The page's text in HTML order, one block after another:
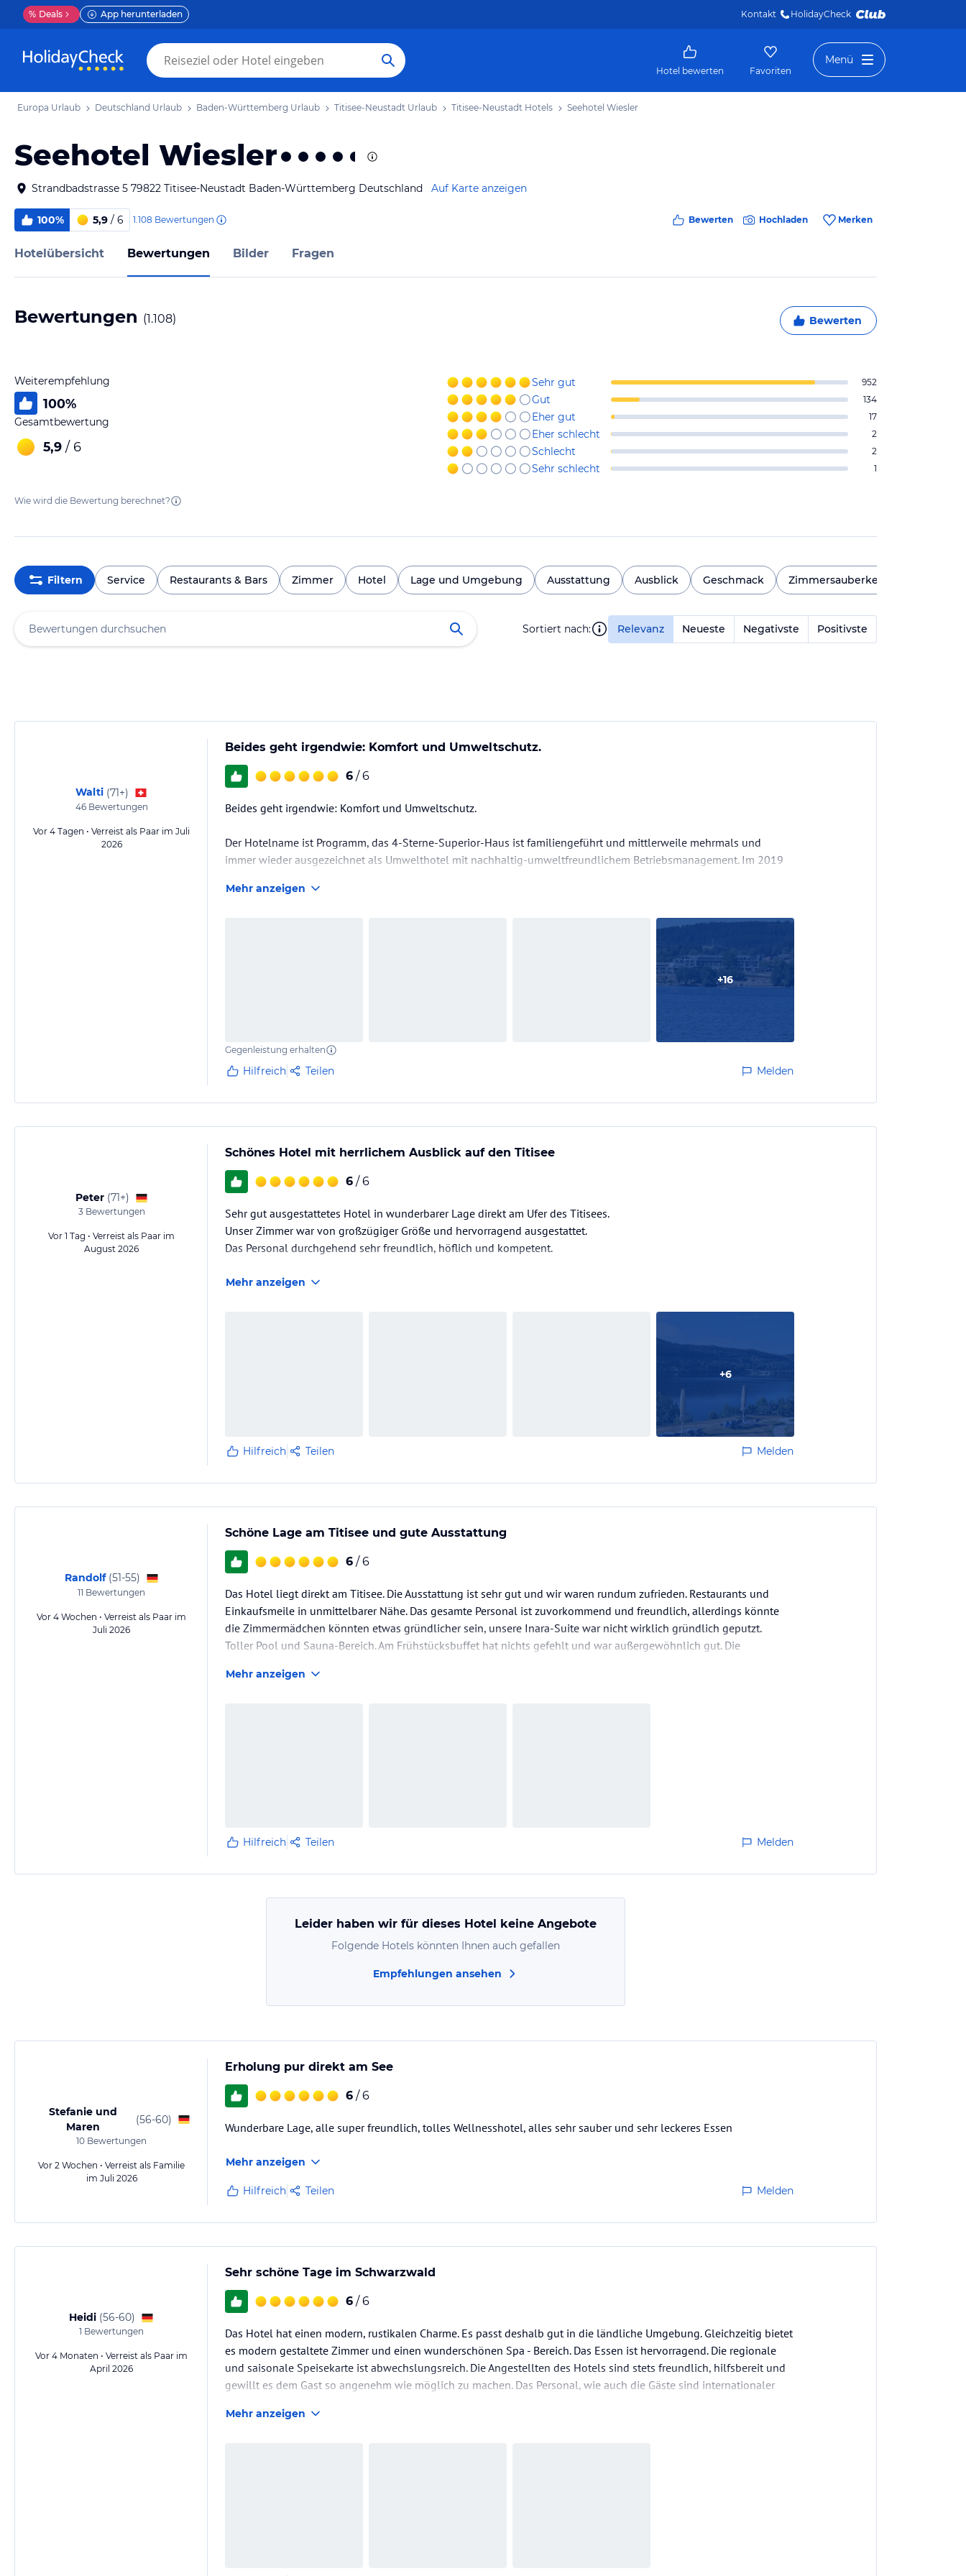
% Deals App herunterladen Kontakt HolidayCheck
Hotel bewerten Favoriten
Menü
Europa Urlaub Deutschland Urlaub Baden-Württemberg Urlaub Titisee-Neustadt Urlaub Titisee-Neustadt Hotels Seehotel Wiesler
Seehotel Wiesler
Strandbadstrasse 5 79822 Titisee-Neustadt Baden-Württemberg Deutschland Auf Karte anzeigen
100% 5,9 / 6 1.108 Bewertungen Bewerten Hochladen Merken
Hotelübersicht Bewertungen Bilder Fragen
Bewertungen (1.108) Bewerten
Weiterempfehlung
100%
Gesamtbewertung
5,9 / 6
Sehr gut 952
Gut 134
Eher gut 17
Eher schlecht 2
Schlecht 2
Sehr schlecht 1
Wie wird die Bewertung berechnet?
Filtern Service Restaurants & Bars Zimmer Hotel Lage und Umgebung Ausstattung Ausblick Geschmack Zimmersauberkeit
Sortiert nach: Relevanz Neueste Negativste Positivste
Walti (71+)
46Bewertungen
Vor 4 Tagen • Verreist als Paar im Juli
2026
Beides geht irgendwie: Komfort und Umweltschutz.
6 / 6
Beides geht irgendwie: Komfort und Umweltschutz.
Der Hotelname ist Programm, das 4-Sterne-Superior-Haus ist familiengeführt und mittlerweile mehrmals und
immer wieder ausgezeichnet als Umwelthotel mit nachhaltig-umweltfreundlichem Betriebsmanagement. Im 2019
Einsatz zugunsten des regionalen Tourismus.
Mehr anzeigen
+16
Gegenleistung erhalten
Hilfreich Teilen Melden
Peter (71+)
3Bewertungen
Vor 1 Tag • Verreist als Paar im
August 2026
Schönes Hotel mit herrlichem Ausblick auf den Titisee
6 / 6
Sehr gut ausgestattetes Hotel in wunderbarer Lage direkt am Ufer des Titisees.
Unser Zimmer war von großzügiger Größe und hervorragend ausgestattet.
Das Personal durchgehend sehr freundlich, höflich und kompetent.
Mehr anzeigen
+6
Hilfreich Teilen Melden
Randolf (51-55)
11 Bewertungen
Vor 4 Wochen • Verreist als Paar im
Juli 2026
Schöne Lage am Titisee und gute Ausstattung
6 / 6
Das Hotel liegt direkt am Titisee. Die Ausstattung ist sehr gut und wir waren rundum zufrieden. Restaurants und
Einkaufsmeile in unmittelbarer Nähe. Das gesamte Personal ist zuvorkommend und freundlich, allerdings könnte
die Zimmermädchen könnten etwas gründlicher sein, unsere Inara-Suite war nicht wirklich gründlich geputzt.
Toller Pool und Sauna-Bereich. Am Frühstücksbuffet hat nichts gefehlt und war außergewöhnlich gut. Die
Wir kommen auf jeden Fall wieder und…
Mehr anzeigen
Hilfreich Teilen Melden
Leider haben wir für dieses Hotel keine Angebote
Folgende Hotels könnten Ihnen auch gefallen
Empfehlungen ansehen
Stefanie und
Maren
(56-60)
10 Bewertungen
Vor 2 Wochen • Verreist als Familie
im Juli 2026
Erholung pur direkt am See
6 / 6
Wunderbare Lage, alle super freundlich, tolles Wellnesshotel, alles sehr sauber und sehr leckeres Essen
Mehr anzeigen
Hilfreich Teilen Melden
Heidi (56-60)
1 Bewertungen
Vor 4 Monaten • Verreist als Paar im
April 2026
Sehr schöne Tage im Schwarzwald
6 / 6
Das Hotel hat einen modern, rustikalen Charme. Es passt deshalb gut in die ländliche Umgebung. Gleichzeitig bietet
es modern gestaltete Zimmer und einen wunderschönen Spa - Bereich. Das Essen ist hervorragend. Die regionale
und saisonale Speisekarte ist abwechslungsreich. Die Angestellten des Hotels sind stets freundlich, hilfsbereit und
gewillt es dem Gast so angenehm wie möglich zu machen. Das Personal, wie auch die Gäste sind internationaler
Mehr anzeigen